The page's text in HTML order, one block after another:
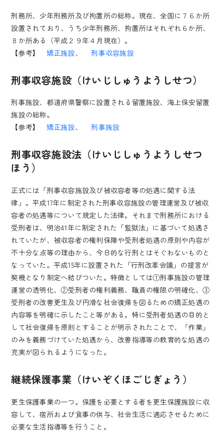
刑務所、少年刑務所及び拘置所の総称。現在、全国に７６か所
設置されており、うち少年刑務所、拘置所はそれぞれ６か所、
８か所ある（平成２９年４月現在）。
【参考】 矯正施設、刑事収容施設
刑事収容施設（けいじしゅうようしせつ）
刑事施設、都道府県警察に設置される留置施設、海上保安留置
施設の総称。
【参考】 矯正施設、刑事施設
刑事収容施設法（けいじしゅうようしせつ
ほう）
正式には「刑事収容施設及び被収容者等の処遇に関する法
律」。平成17年に制定された刑事収容施設の管理運営及び被収
容者の処遇等について規定した法律。それまで刑務所における
受刑者は、明治41年に制定された「監獄法」に基づいて処遇さ
れていたが、被収容者の権利保障や受刑者処遇の原則や内容が
不十分な点等の理由から、今日的な行刑とはそぐわないものと
なっていた。平成15年に設置された「行刑改革会議」の提言が
契機となり制定へ結びついた。特徴としては①刑事施設の管理
運営の透明化、②受刑者の権利義務、職員の権限の明確化、③
受刑者の改善更生及び円滑な社会復帰を図るための矯正処遇の
内容等を明確に示したこと等がある。特に受刑者処遇の目的と
して社会復帰を原則とすることが明示されたことで、「作業」
のみを義務づけていた処遇から、改善指導等の教育的な処遇の
充実が図られるようになった。
継続保護事業（けいぞくほごじぎょう）
更生保護事業の一つ。保護を必要とする者を更生保護施設に収
容して、宿所および食事の供与、社会生活に適応させるために
必要な生活指導等を行うこと。